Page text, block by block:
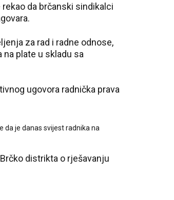
da brčanski sindikalci
za rad i radne odnose,
plate u skladu sa
ugovora radnička prava
da je danas svijest radnika na
distrikta o rješavanju